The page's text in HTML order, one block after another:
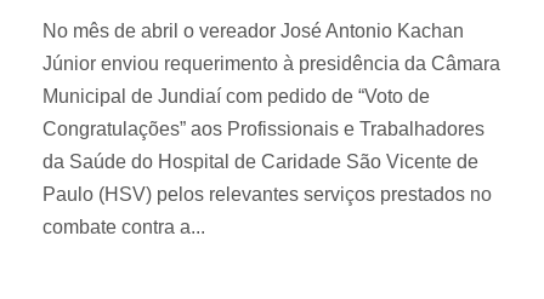
No mês de abril o vereador José Antonio Kachan
Júnior enviou requerimento à presidência da Câmara
Municipal de Jundiaí com pedido de “Voto de
Congratulações” aos Profissionais e Trabalhadores
da Saúde do Hospital de Caridade São Vicente de
Paulo (HSV) pelos relevantes serviços prestados no
combate contra a...